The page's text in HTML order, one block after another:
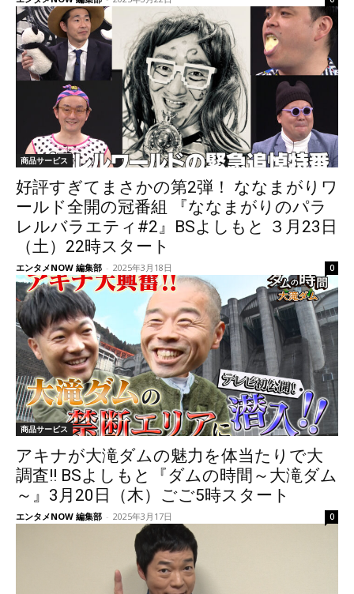
商品サービス
好評すぎてまさかの第2弾！ ななまがりワ
ールド全開の冠番組 『ななまがりのパラ
レルバラエティ#2』BSよしもと ３月23日
（土）22時スタート
エンタメNOW 編集部 - 2025年3月18日 0
商品サービス
アキナが大滝ダムの魅力を体当たりで大
調査!! BSよしもと『ダムの時間～大滝ダム
～』3月20日（木）ごご5時スタート
エンタメNOW 編集部 - 2025年3月17日 0